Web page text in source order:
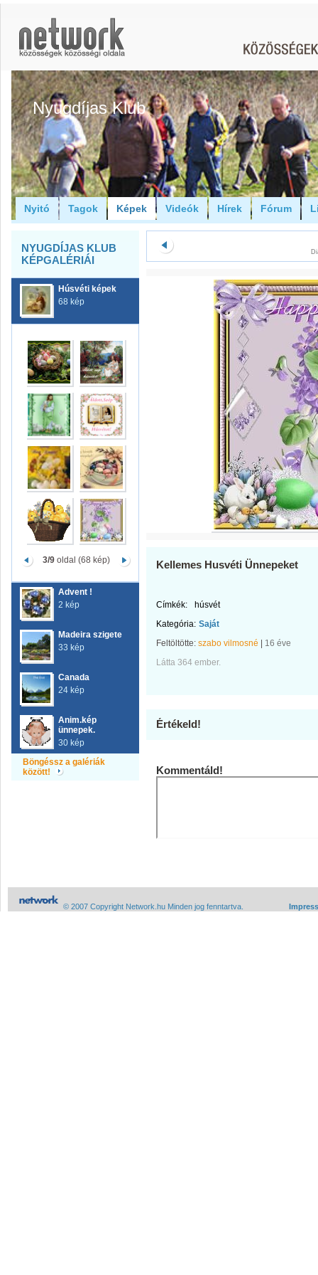
Nyugdíjas Klub
Nyitó Tagok Képek Videók Hírek Fórum
NYUGDÍJAS KLUB
KÉPGALÉRIÁI
Húsvéti képek
68 kép
3/9oldal (68 kép)
Advent !
2 kép
Madeira szigete
33 kép
Canada
24 kép
Anim.kép
ünnepek.
30 kép
Böngéssz a galériák
között!
Kellemes Husvéti Ünnepeket
Címkék:
húsvét
Kategória: Saját
Feltöltötte: szabo vilmosné
16 éve
Látta 364 ember.
Értékeld!
Kommentáld!
© 2007 Copyright Network.hu Minden jog fenntartva.